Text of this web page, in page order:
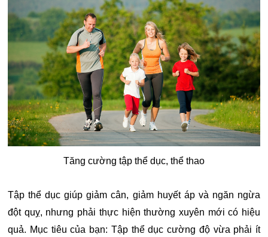
Tăng cường tập thể dục, thể thao
Tập thể dục giúp giảm cân, giảm huyết áp và ngăn ngừa
đột quỵ, nhưng phải thực hiện thường xuyên mới có hiệu
quả. Mục tiêu của bạn: Tập thể dục cường độ vừa phải ít